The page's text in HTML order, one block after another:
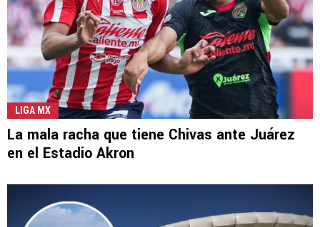
LIGA MX
La mala racha que tiene Chivas ante Juárez
en el Estadio Akron